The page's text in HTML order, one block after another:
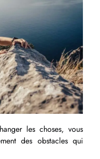
les choses, vous
des obstacles qui